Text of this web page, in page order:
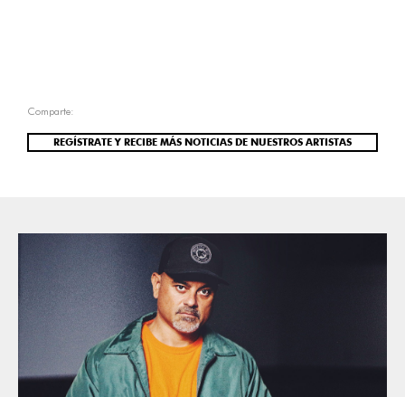
Comparte:
REGÍSTRATE Y RECIBE MÁS NOTICIAS DE NUESTROS ARTISTAS